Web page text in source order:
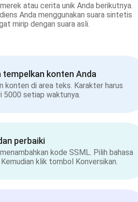
atau cerita unik Anda berikutnya.
Anda menggunakan suara sintetis
mirip dengan suara asli.
tempelkan konten Anda
konten di area teks. Karakter harus
5000 setiap waktunya.
perbaiki
kode SSML. Pilih bahasa
Kemudian klik tombol Konversikan.